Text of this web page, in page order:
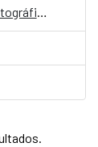
IX Taller de Desarrollo de Proyectos Cinematográficos de Centroamérica